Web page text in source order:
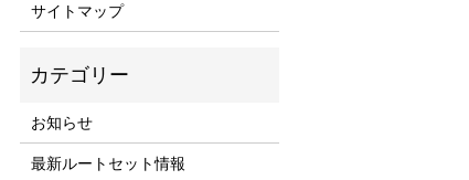
サイトマップ
お知らせ
最新ルートセット情報